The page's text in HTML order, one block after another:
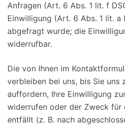
Anfragen (Art. 6 Abs. 1 lit. f
Einwilligung (Art. 6 Abs. 1 lit. a
abgefragt wurde; die
widerrufbar.
Die von Ihnen im
verbleiben bei uns, bis Sie uns
auffordern, Ihre Einwilligung
widerrufen oder der Zweck für
entfällt (z. B. nach